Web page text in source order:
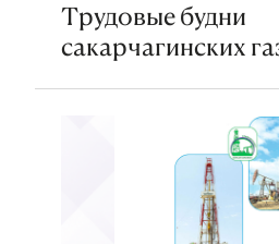
Трудовые будни
сакарчагинских